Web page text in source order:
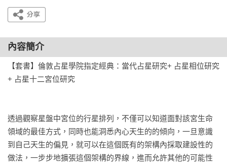
內容簡介
【套書】倫敦占星學院指定經典：當代占星研究+ 占星相位研究
+ 占星十二宮位研究
透過觀察星盤中宮位的行星排列，不僅可以知道面對該宮生命
領域的最佳方式，同時也能洞悉內心天生的的傾向，一旦意識
到自己天生的偏見，就可以在這個既有的架構內採取建設性的
做法，一步步地擴張這個架構的界線，進而允許其他的可能性